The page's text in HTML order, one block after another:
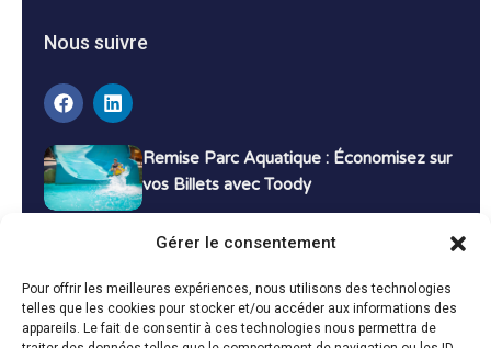
Gérer le consentement
Pour offrir les meilleures expériences, nous utilisons des technologies
telles que les cookies pour stocker et/ou accéder aux informations des
appareils. Le fait de consentir à ces technologies nous permettra de
Nous suivre
Remise Parc Aquatique : Économisez sur
vos Billets avec Toody
Bons Plans Voyage : Économisez sur vos
Vacances avec Toody